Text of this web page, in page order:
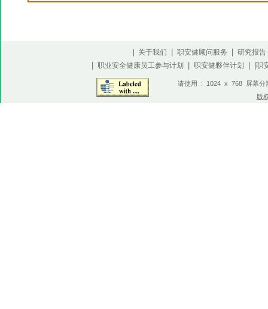
| 关于我们 职安健顾问服务 研究报告
职业安全健康员工参与计划 职安健夥伴计划 职
请使用 : 1024 x 768 屏幕分
版